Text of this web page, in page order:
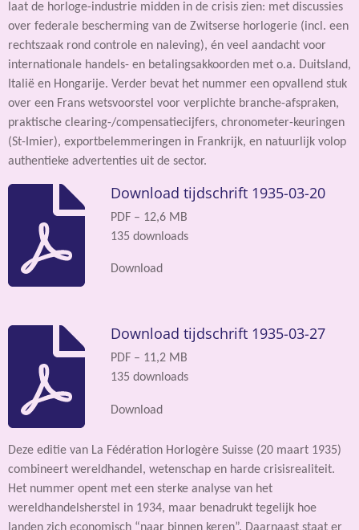
laat de horloge-industrie midden in de crisis zien: met discussies
over federale bescherming van de Zwitserse horlogerie (incl. een
rechtszaak rond controle en naleving), én veel aandacht voor
internationale handels- en betalingsakkoorden met o.a. Duitsland,
Italië en Hongarije. Verder bevat het nummer een opvallend stuk
over een Frans wetsvoorstel voor verplichte branche-afspraken,
praktische clearing-/compensatiecijfers, chronometer-keuringen
(St-Imier), exportbelemmeringen in Frankrijk, en natuurlijk volop
authentieke advertenties uit de sector.
Download tijdschrift 1935-03-20
PDF – 12,6 MB
135 downloads
Download
Download tijdschrift 1935-03-27
PDF – 11,2 MB
135 downloads
Download
Deze editie van La Fédération Horlogère Suisse (20 maart 1935)
combineert wereldhandel, wetenschap en harde crisisrealiteit.
Het nummer opent met een sterke analyse van het
wereldhandelsherstel in 1934, maar benadrukt tegelijk hoe
landen zich economisch “naar binnen keren”. Daarnaast staat er